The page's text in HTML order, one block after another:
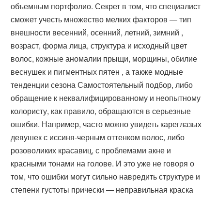
объемным портфолио. Секрет в том, что специалист
сможет учесть множество мелких факторов — тип
внешности весенний, осенний, летний, зимний ,
возраст, форма лица, структура и исходный цвет
волос, кожные аномалии прыщи, морщины, обилие
веснушек и пигментных пятен , а также модные
тенденции сезона Самостоятельный подбор, либо
обращение к неквалифицированному и неопытному
колористу, как правило, обращаются в серьезные
ошибки. Например, часто можно увидеть кареглазых
девушек с иссиня-черным оттенком волос, либо
розоволиких красавиц, с проблемами акне и
красными тонами на голове. И это уже не говоря о
том, что ошибки могут сильно навредить структуре и
степени густоты прически — неправильная краска